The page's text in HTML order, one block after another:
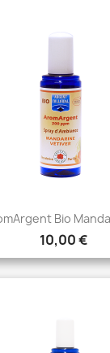
Bio
10,00 €